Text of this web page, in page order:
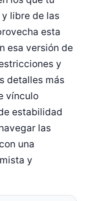
libre de las
esta
esa versión de
y
detalles más
vínculo
estabilidad
las
una
y